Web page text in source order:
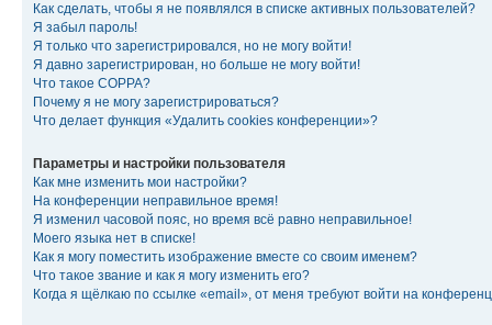
Как сделать, чтобы я не появлялся в списке активных пользователей?
Я забыл пароль!
Я только что зарегистрировался, но не могу войти!
Я давно зарегистрирован, но больше не могу войти!
Что такое COPPA?
Почему я не могу зарегистрироваться?
Что делает функция «Удалить cookies конференции»?
Параметры и настройки пользователя
Как мне изменить мои настройки?
На конференции неправильное время!
Я изменил часовой пояс, но время всё равно неправильное!
Моего языка нет в списке!
Как я могу поместить изображение вместе со своим именем?
Что такое звание и как я могу изменить его?
Когда я щёлкаю по ссылке «email», от меня требуют войти на